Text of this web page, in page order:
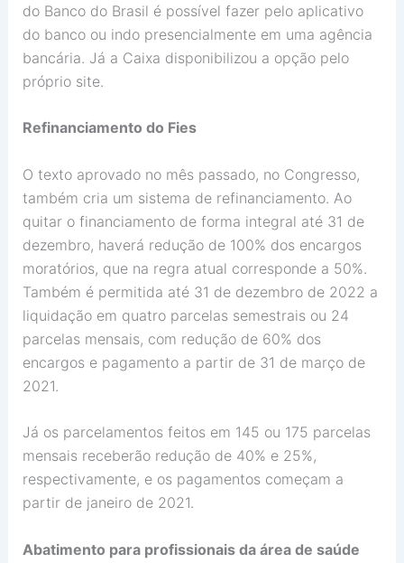
do Banco do Brasil é possível fazer pelo aplicativo
do banco ou indo presencialmente em uma agência
bancária. Já a Caixa disponibilizou a opção pelo
próprio site.
Refinanciamento do Fies
O texto aprovado no mês passado, no Congresso,
também cria um sistema de refinanciamento. Ao
quitar o financiamento de forma integral até 31 de
dezembro, haverá redução de 100% dos encargos
moratórios, que na regra atual corresponde a 50%.
Também é permitida até 31 de dezembro de 2022 a
liquidação em quatro parcelas semestrais ou 24
parcelas mensais, com redução de 60% dos
encargos e pagamento a partir de 31 de março de
2021.
Já os parcelamentos feitos em 145 ou 175 parcelas
mensais receberão redução de 40% e 25%,
respectivamente, e os pagamentos começam a
partir de janeiro de 2021.
Abatimento para profissionais da área de saúde